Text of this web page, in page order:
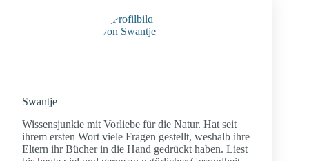
Swantje
Wissensjunkie mit Vorliebe für die Natur. Hat seit
ihrem ersten Wort viele Fragen gestellt, weshalb ihre
Eltern ihr Bücher in die Hand gedrückt haben. Liest